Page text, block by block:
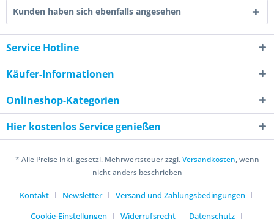
Kunden haben sich ebenfalls angesehen
Service Hotline
Käufer-Informationen
Onlineshop-Kategorien
Hier kostenlos Service genießen
* Alle Preise inkl. gesetzl. Mehrwertsteuer zzgl.Versandkosten, wenn
nicht anders beschrieben
Kontakt Newsletter
Versand und Zahlungsbedingungen
Cookie-Einstellungen
Widerrufsrecht Datenschutz